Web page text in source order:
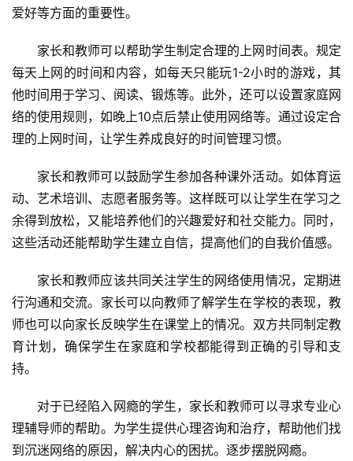
教
心
成
长
全
国
年
叛
逆
专
题
爱好等方面的重要性。
家长和教师可以帮助学生制定合理的上网时间表。规定
每天上网的时间和内容，如每天只能玩1-2小时的游戏，其
他时间用于学习、阅读、锻炼等。此外，还可以设置家庭网
络的使用规则，如晚上10点后禁止使用网络等。通过设定合
理的上网时间，让学生养成良好的时间管理习惯。
家长和教师可以鼓励学生参加各种课外活动。如体育运
动、艺术培训、志愿者服务等。这样既可以让学生在学习之
余得到放松，又能培养他们的兴趣爱好和社交能力。同时，
这些活动还能帮助学生建立自信，提高他们的自我价值感。
家长和教师应该共同关注学生的网络使用情况，定期进
行沟通和交流。家长可以向教师了解学生在学校的表现，教
师也可以向家长反映学生在课堂上的情况。双方共同制定教
育计划，确保学生在家庭和学校都能得到正确的引导和支
持。
对于已经陷入网瘾的学生，家长和教师可以寻求专业心
理辅导师的帮助。为学生提供心理咨询和治疗，帮助他们找
到沉迷网络的原因，解决内心的困扰。逐步摆脱网瘾。